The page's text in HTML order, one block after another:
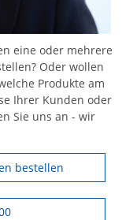
eine oder mehrere
Oder wollen
Produkte am
Ihrer Kunden oder
Sie uns an - wir
bestellen